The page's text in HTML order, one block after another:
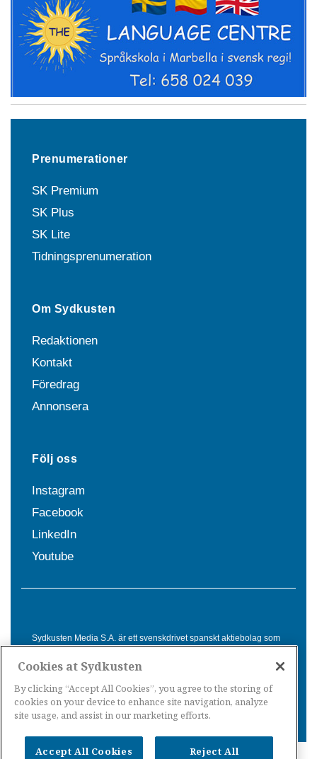
Prenumerationer
SK Premium
SK Plus
SK Lite
Tidningsprenumeration
Om Sydkusten
Redaktionen
Kontakt
Föredrag
Annonsera
Följ oss
Instagram
Facebook
LinkedIn
Youtube
Sydkusten Media S.A. är ett svenskdrivet spanskt aktiebolag som
Spanien. Genom nyhetsbevakning av hela Spanien, med bas på
informationsförmedling för svenskar i Spanien.
Cookies at Sydkusten
By clicking “Accept All Cookies”, you agree to the storing of
cookies on your device to enhance site navigation, analyze
site usage, and assist in our marketing efforts.
Accept All Cookies Reject All